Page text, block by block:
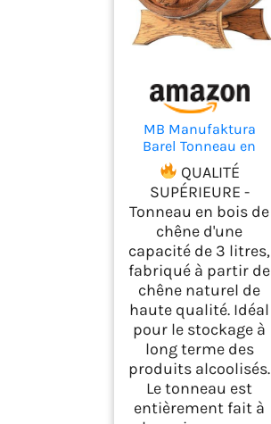
MB Manufaktura
Barel Tonneau en
bois de chêne
naturel 3L - Fabriqué
à la Main, Idéal pour
Vin, Whisky, Brandy
et Plus - Avec
Support, Bouchon et
Robinet, Fût en bois
Fût de chêne Fût de 3
litres
QUALITÉ
SUPÉRIEURE -
Tonneau en bois de
chêne d'une
capacité de 3 litres,
fabriqué à partir de
chêne naturel de
haute qualité. Idéal
pour le stockage à
long terme des
produits alcoolisés.
Le tonneau est
entièrement fait à